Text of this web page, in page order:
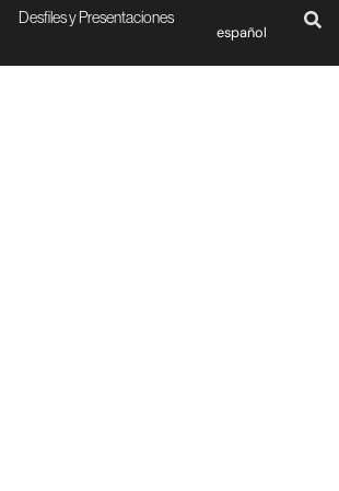
Desfiles y Presentaciones
español